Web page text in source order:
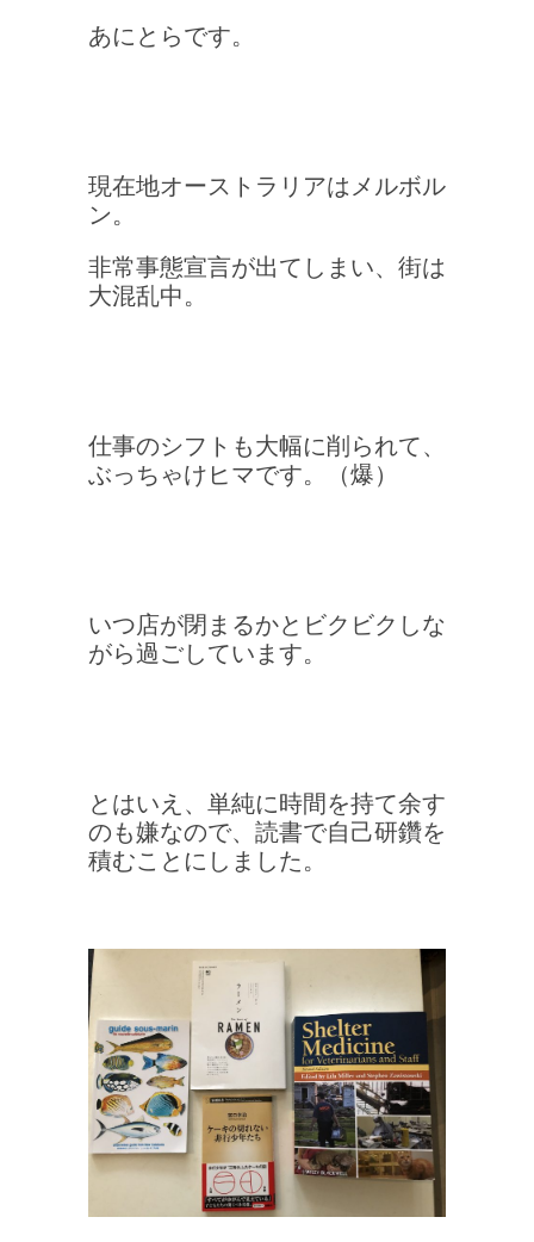
あにとらです。
現在地オーストラリアはメルボル
ン。
非常事態宣言が出てしまい、街は
大混乱中。
仕事のシフトも大幅に削られて、
ぶっちゃけヒマです。（爆）
いつ店が閉まるかとビクビクしな
がら過ごしています。
とはいえ、単純に時間を持て余す
のも嫌なので、読書で自己研鑽を
積むことにしました。